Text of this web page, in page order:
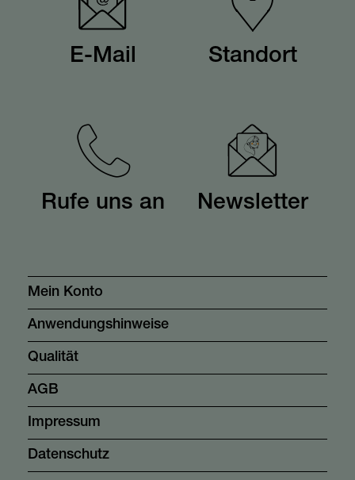
E-Mail Standort
Rufe uns an Newsletter
Mein Konto
Anwendungshinweise
Qualität
AGB
Impressum
Datenschutz